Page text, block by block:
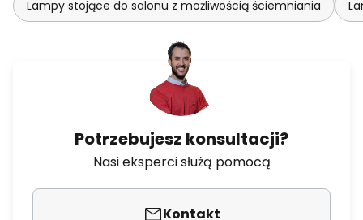
Lampy stojące do salonu z możliwością ściemniania
Potrzebujesz konsultacji?
Nasi eksperci służą pomocą
Kontakt